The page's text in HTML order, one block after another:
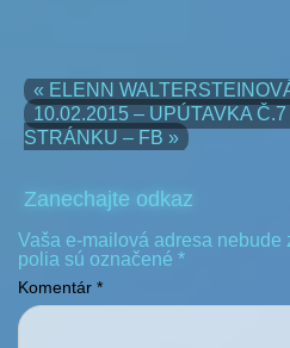
« ELENN
10.02.2015 – UPÚTAVKA
STRÁNKU – FB »
Zanechajte odkaz
Vaša e-mailová adresa nebude
polia sú označené *
Komentár *